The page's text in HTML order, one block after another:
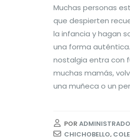
Muchas personas
que despierten
la infancia y hagan
una forma
nostalgia entra con
muchas mamás,
una muñeca o un
POR
CHICHOBELLO,